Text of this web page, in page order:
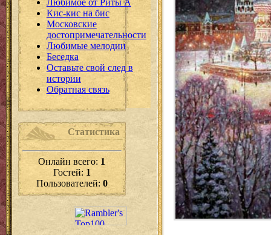
Любимое от Риты А
Кис-кис на бис
Московские
достопримечательности
Любимые мелодии
Беседка
Оставьте свой след в
истории
Обратная связь
Статистика
Онлайн всего: 1
Гостей: 1
Пользователей: 0